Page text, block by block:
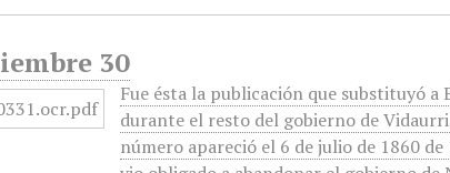
30
Fue ésta la publicación que substituyó a
durante el resto del gobierno de
número apareció el 6 de julio de 1860